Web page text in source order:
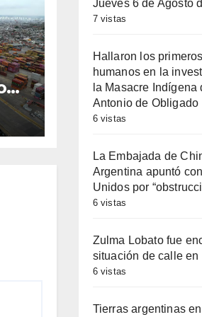
Jueves 6 de Agosto
7 vistas
Hallaron los
humanos en la
la Masacre Indígena
Antonio de Obligado
6 vistas
La Embajada de
Argentina apuntó
Unidos por
6 vistas
Zulma Lobato fue
situación de calle en
6 vistas
Tierras argentinas